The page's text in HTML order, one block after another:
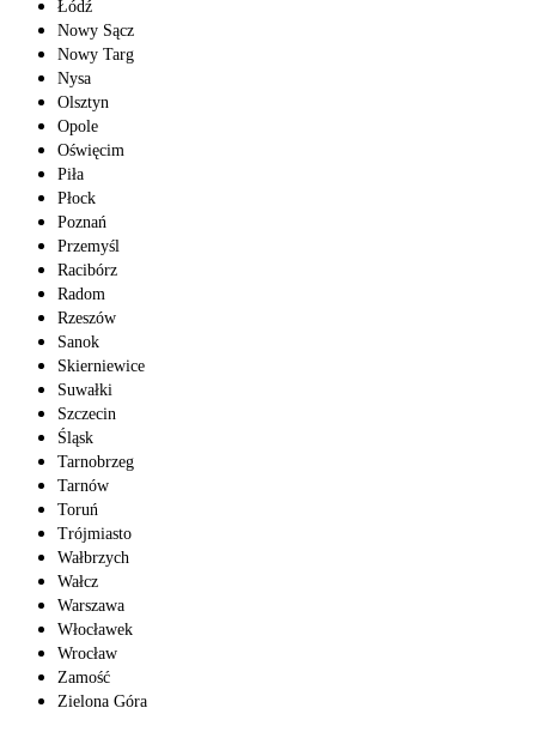
Łódź
Nowy Sącz
Nowy Targ
Nysa
Olsztyn
Opole
Oświęcim
Piła
Płock
Poznań
Przemyśl
Racibórz
Radom
Rzeszów
Sanok
Skierniewice
Suwałki
Szczecin
Śląsk
Tarnobrzeg
Tarnów
Toruń
Trójmiasto
Wałbrzych
Wałcz
Warszawa
Włocławek
Wrocław
Zamość
Zielona Góra